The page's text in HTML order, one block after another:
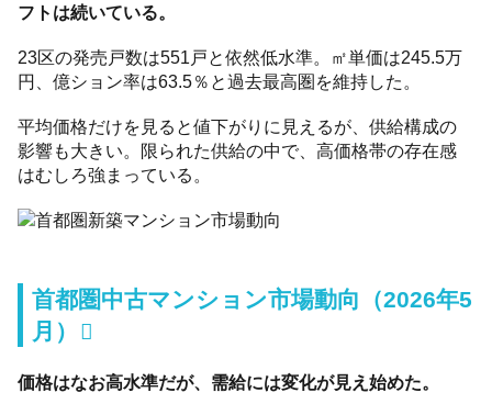
フトは続いている。
23区の発売戸数は551戸と依然低水準。㎡単価は245.5万
円、億ション率は63.5％と過去最高圏を維持した。
平均価格だけを見ると値下がりに見えるが、供給構成の
影響も大きい。限られた供給の中で、高価格帯の存在感
はむしろ強まっている。
首都圏中古マンション市場動向（2026年5
月）
価格はなお高水準だが、需給には変化が見え始めた。